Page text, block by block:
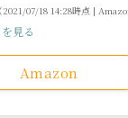
（2021/07/18 14:28時点 |
見る
Amazon